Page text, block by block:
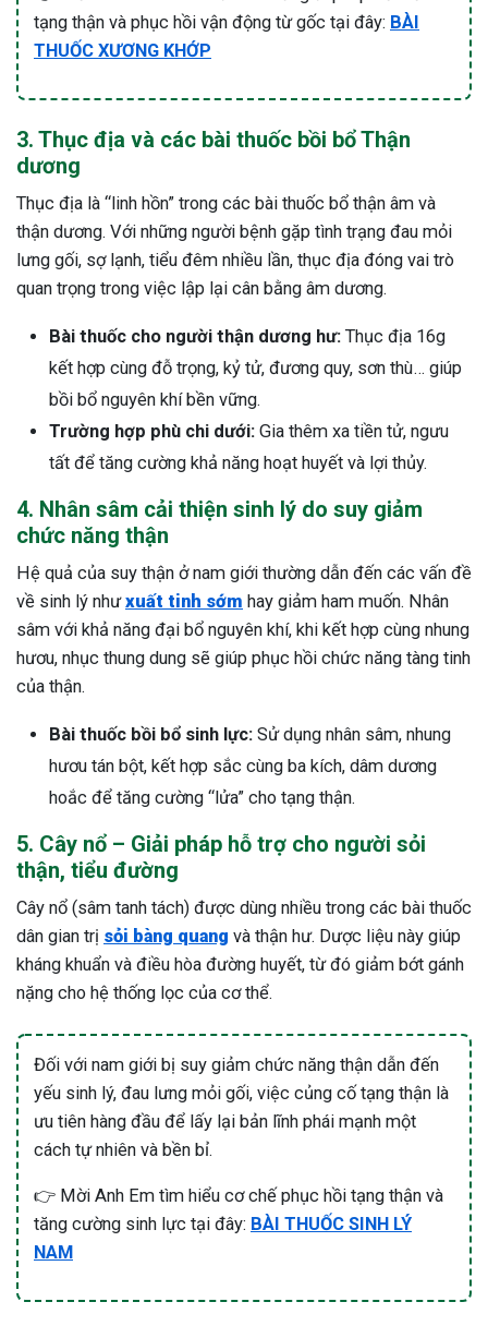
tạng thận và phục hồi vận động từ gốc tại đây: BÀI
THUỐC XƯƠNG KHỚP
3. Thục địa và các bài thuốc bồi bổ Thận
dương
Thục địa là “linh hồn” trong các bài thuốc bổ thận âm và
thận dương. Với những người bệnh gặp tình trạng đau mỏi
lưng gối, sợ lạnh, tiểu đêm nhiều lần, thục địa đóng vai trò
quan trọng trong việc lập lại cân bằng âm dương.
Bài thuốc cho người thận dương hư: Thục địa 16g
kết hợp cùng đỗ trọng, kỷ tử, đương quy, sơn thù… giúp
bồi bổ nguyên khí bền vững.
Trường hợp phù chi dưới: Gia thêm xa tiền tử, ngưu
tất để tăng cường khả năng hoạt huyết và lợi thủy.
4. Nhân sâm cải thiện sinh lý do suy giảm
chức năng thận
Hệ quả của suy thận ở nam giới thường dẫn đến các vấn đề
về sinh lý nhưxuất tinh sớm hay giảm ham muốn. Nhân
sâm với khả năng đại bổ nguyên khí, khi kết hợp cùng nhung
hươu, nhục thung dung sẽ giúp phục hồi chức năng tàng tinh
của thận.
Bài thuốc bồi bổ sinh lực: Sử dụng nhân sâm, nhung
hươu tán bột, kết hợp sắc cùng ba kích, dâm dương
hoắc để tăng cường “lửa” cho tạng thận.
5. Cây nổ – Giải pháp hỗ trợ cho người sỏi
thận, tiểu đường
Cây nổ (sâm tanh tách) được dùng nhiều trong các bài thuốc
dân gian trị sỏi bàng quang và thận hư. Dược liệu này giúp
kháng khuẩn và điều hòa đường huyết, từ đó giảm bớt gánh
nặng cho hệ thống lọc của cơ thể.
Đối với nam giới bị suy giảm chức năng thận dẫn đến
yếu sinh lý, đau lưng mỏi gối, việc củng cố tạng thận là
ưu tiên hàng đầu để lấy lại bản lĩnh phái mạnh một
cách tự nhiên và bền bỉ.
👉 Mời Anh Em tìm hiểu cơ chế phục hồi tạng thận và
tăng cường sinh lực tại đây: BÀI THUỐC SINH LÝ
NAM